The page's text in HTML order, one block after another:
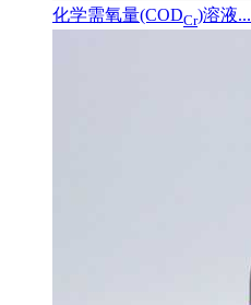
化学需氧量(CODCr)溶液...